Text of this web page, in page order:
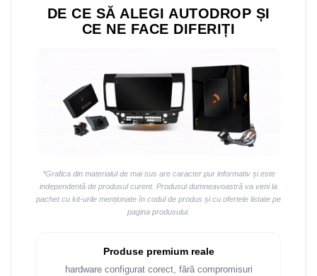
Rame adaptoare auto
Rame adaptoare auto
Rame adaptoare Ford
Rame adaptoare M-Benz
Rame adaptoare Skoda
Rame adaptoare Dacia
DE CE SĂ ALEGI AUTODROP ȘI
CE NE FACE DIFERIȚI
*Grafica din materialul de mai sus are caracter pur informativ și este
independentă de produsul curent. Produsul dumneavoastră va veni la
pachet cu kit-urile menționate în codul de produs și cu ofertele listate pe
pagina produsului.
Produse premium reale
hardware configurat corect, fără compromisuri